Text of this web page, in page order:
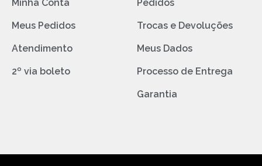
Minha Conta
Meus Pedidos
Atendimento
2º via boleto
Pedidos
Trocas e Devoluções
Meus Dados
Processo de Entrega
Garantia